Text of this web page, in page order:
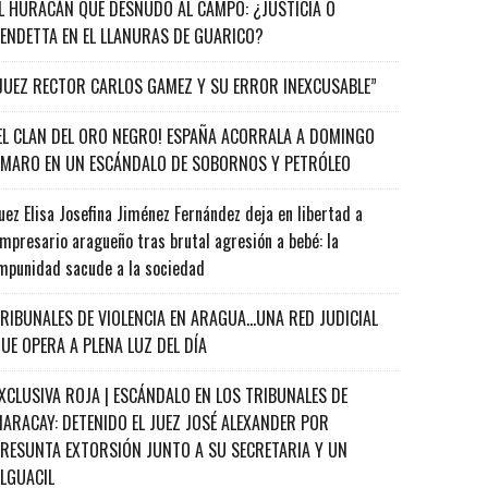
HURACÁN QUE DESNUDÓ AL CAMPO: ¿JUSTICIA O
EN EL LLANURAS DE GUARICO?
RECTOR CARLOS GAMEZ Y SU ERROR INEXCUSABLE”
CLAN DEL ORO NEGRO! ESPAÑA ACORRALA A DOMINGO
EN UN ESCÁNDALO DE SOBORNOS Y PETRÓLEO
Elisa Josefina Jiménez Fernández deja en libertad a
aragueño tras brutal agresión a bebé: la
sacude a la sociedad
DE VIOLENCIA EN ARAGUA…UNA RED JUDICIAL
OPERA A PLENA LUZ DEL DÍA
ROJA | ESCÁNDALO EN LOS TRIBUNALES DE
DETENIDO EL JUEZ JOSÉ ALEXANDER POR
EXTORSIÓN JUNTO A SU SECRETARIA Y UN